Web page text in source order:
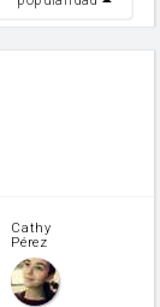
Cathy
Pérez